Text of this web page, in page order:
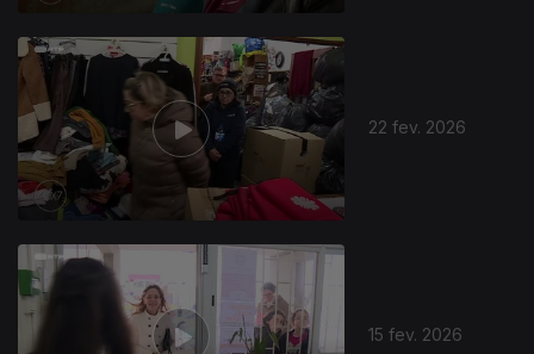
22 fev. 2026
15 fev. 2026